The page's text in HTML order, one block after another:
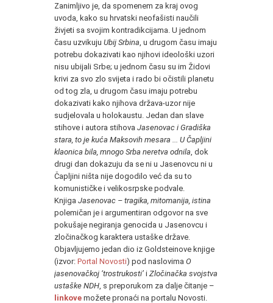
Zanimljivo je, da spomenem za kraj ovog
uvoda, kako su hrvatski neofašisti naučili
živjeti sa svojim kontradikcijama. U jednom
času uzvikuju Ubij Srbina , u drugom času imaju
potrebu dokazivati kao njihovi ideološki uzori
nisu ubijali Srbe; u jednom času su im Židovi
krivi za svo zlo svijeta i rado bi očistili planetu
od tog zla, u drugom času imaju potrebu
dokazivati kako njihova država-uzor nije
sudjelovala u holokaustu. Jedan dan slave
stihove i autora stihova Jasenovac i Gradiška
stara, to je kuća Maksovih mesara ... U Čapljini
klaonica bila, mnogo Srba neretva odnila , dok
drugi dan dokazuju da se ni u Jasenovcu ni u
Čapljini ništa nije dogodilo već da su to
komunističke i velikosrpske podvale.
Knjiga Jasenovac – tragika, mitomanija, istina
polemičan je i argumentiran odgovor na sve
pokušaje negiranja genocida u Jasenovcu i
zločinačkog karaktera ustaške države.
Objavljujemo jedan dio iz Goldsteinove knjige
(izvor: Portal Novosti) pod naslovima O
jasenovačkoj ‘trostrukosti’ i Zločinačka svojstva
ustaške NDH , s preporukom za dalje čitanje –
linkove možete pronaći na portalu Novosti.